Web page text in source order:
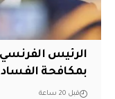
الرئيس
بمكافحة الفساد
قبل 20 ساعة